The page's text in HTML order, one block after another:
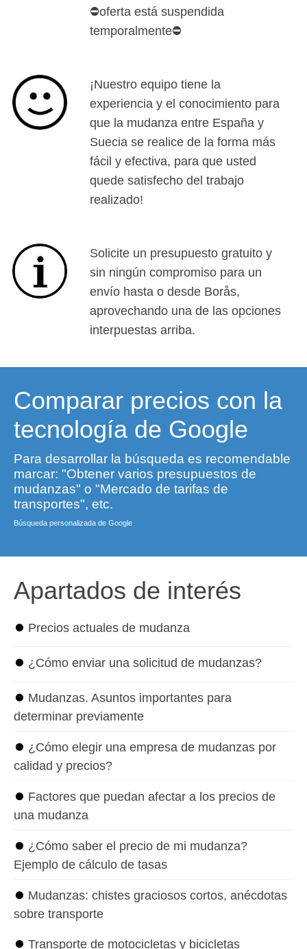
⛔oferta está suspendida
temporalmente⛔
¡Nuestro equipo tiene la
experiencia y el conocimiento para
que la mudanza entre España y
Suecia se realice de la forma más
fácil y efectiva, para que usted
quede satisfecho del trabajo
realizado!
Solicite un presupuesto gratuito y
sin ningún compromiso para un
envío hasta o desde Borås,
aprovechando una de las opciones
interpuestas arriba.
Comparar precios con la
tecnología de Google
Para desarrollar la búsqueda es recomendable
marcar: "Obtener varios presupuestos de
mudanzas" o "Mercado de tarifas de
transportes", etc.
Búsqueda personalizada de Google
Apartados de interés
⏺ Precios actuales de mudanza
⏺ ¿Cómo enviar una solicitud de mudanzas?
⏺ Mudanzas. Asuntos importantes para
determinar previamente
⏺ ¿Cómo elegir una empresa de mudanzas por
calidad y precios?
⏺ Factores que puedan afectar a los precios de
una mudanza
⏺ ¿Cómo saber el precio de mi mudanza?
Ejemplo de cálculo de tasas
⏺ Mudanzas: chistes graciosos cortos, anécdotas
sobre transporte
⏺ Transporte de motocicletas y bicicletas